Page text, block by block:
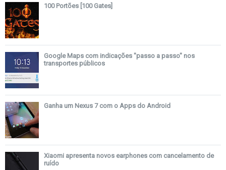
100 Portões [100 Gates]
Google Maps com indicações "passo a passo" nos
transportes públicos
Ganha um Nexus 7 com o Apps do Android
Xiaomi apresenta novos earphones com cancelamento de
ruído